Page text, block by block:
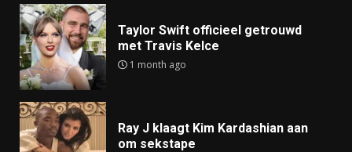
Taylor Swift officieel getrouwd
met Travis Kelce
1 month ago
Ray J klaagt Kim Kardashian aan
om sekstape